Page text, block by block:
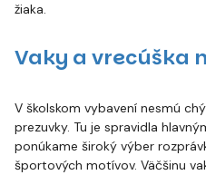
žiaka.
Vaky a vrecúška
V školskom vybavení nesmú
prezuvky. Tu je spravidla
ponúkame široký výber
športových motívov. Väčšinu